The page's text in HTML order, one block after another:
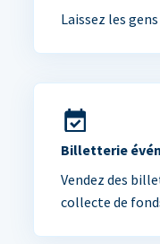
Laissez les
Billetterie
Vendez des
collecte de